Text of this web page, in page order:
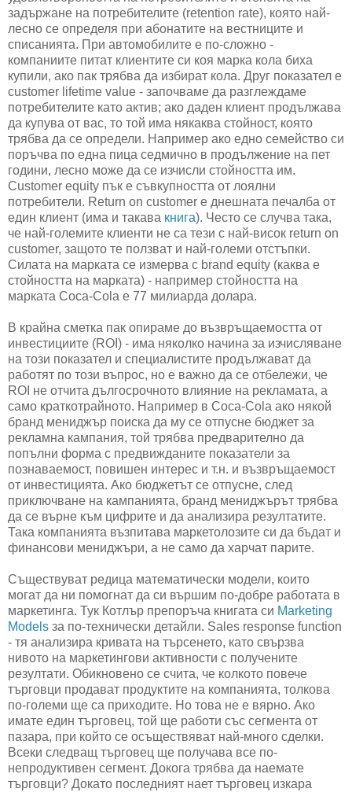
задържане на потребителите (retention rate), която най-
лесно се определя при абонатите на вестниците и
списанията. При автомобилите е по-сложно -
компаниите питат клиентите си коя марка кола биха
купили, ако пак трябва да избират кола. Друг показател е
customer lifetime value - започваме да разглеждаме
потребителите като актив; ако даден клиент продължава
да купува от вас, то той има някаква стойност, която
трябва да се определи. Например ако едно семейство си
поръчва по една пица седмично в продължение на пет
години, лесно може да се изчисли стойността им.
Customer equity пък е съвкупността от лоялни
потребители. Return on customer е днешната печалба от
един клиент (има и такава книга). Често се случва така,
че най-големите клиенти не са тези с най-висок return on
customer, защото те ползват и най-големи отстъпки.
Силата на марката се измерва с brand equity (каква е
стойността на марката) - например стойността на
марката Coca-Cola е 77 милиарда долара.
В крайна сметка пак опираме до възвръщаемостта от
инвестициите (ROI) - има няколко начина за изчисляване
на този показател и специалистите продължават да
работят по този въпрос, но е важно да се отбележи, че
ROI не отчита дългосрочното влияние на рекламата, а
само краткотрайното. Например в Coca-Cola ако някой
бранд мениджър поиска да му се отпусне бюджет за
рекламна кампания, той трябва предварително да
попълни форма с предвижданите показатели за
познаваемост, повишен интерес и т.н. и възвръщаемост
от инвестицията. Ако бюджетът се отпусне, след
приключване на кампанията, бранд мениджърът трябва
да се върне към цифрите и да анализира резултатите.
Така компанията възпитава маркетолозите си да бъдат и
финансови мениджъри, а не само да харчат парите.
Съществуват редица математически модели, които
могат да ни помогнат да си вършим по-добре работата в
маркетинга. Тук Котлър препоръча книгата си Marketing
Models за по-технически детайли. Sales response function
- тя анализира кривата на търсенето, като свързва
нивото на маркетингови активности с получените
резултати. Обикновено се счита, че колкото повече
търговци продават продуктите на компанията, толкова
по-големи ще са приходите. Но това не е вярно. Ако
имате един търговец, той ще работи със сегмента от
пазара, при който се осъществяват най-много сделки.
Всеки следващ търговец ще получава все по-
непродуктивен сегмент. Докога трябва да наемате
търговци? Докато последният нает търговец изкара